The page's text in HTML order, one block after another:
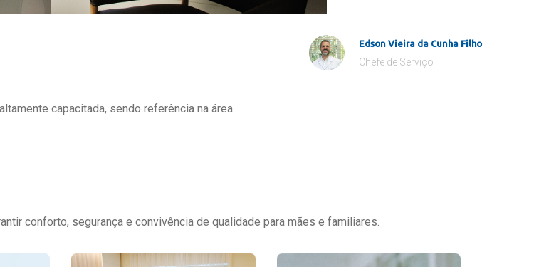
Edson Vieira da Cunha Filho
Chefe de Serviço
capacitada, sendo referência na área.
conforto, segurança e convivência de qualidade para mães e familiares.